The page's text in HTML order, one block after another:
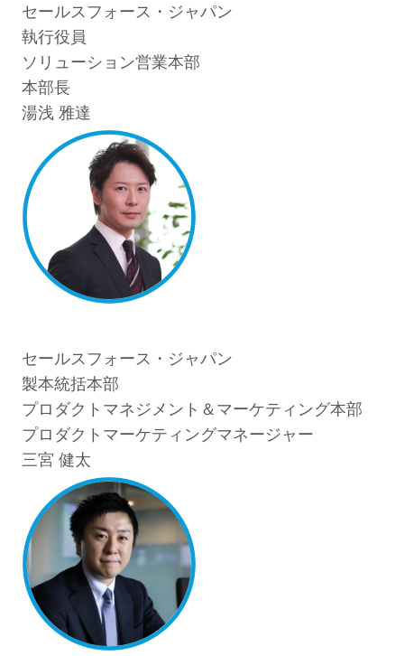
セールスフォース・ジャパン
執行役員
ソリューション営業本部
本部長
湯浅 雅達
セールスフォース・ジャパン
製本統括本部
プロダクトマネジメント＆マーケティング本部
プロダクトマーケティングマネージャー
三宮 健太